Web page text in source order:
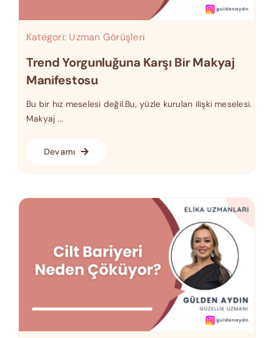
Kategori: Uzman Görüşleri
Trend Yorgunluğuna Karşı Bir Makyaj
Manifestosu
Bu bir hız meselesi değil.Bu, yüzle kurulan ilişki meselesi.
Makyaj ...
Devamı